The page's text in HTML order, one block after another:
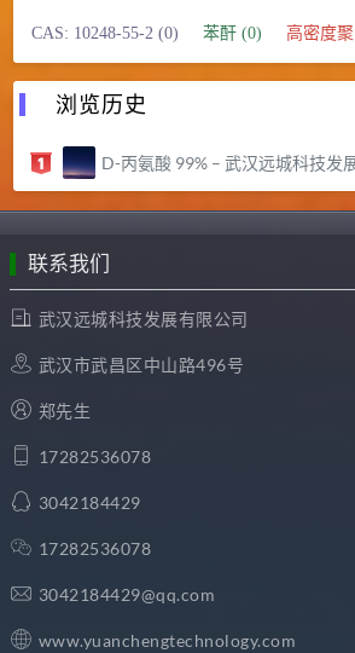
CAS: 10248-55-2 (0) 苯酐 (0) 高密度
浏览历史
D-丙氨酸 99% – 武汉远城科技发
联系我们
武汉远城科技发展有限公司
武汉市武昌区中山路496号
郑先生
17282536078
3042184429
17282536078
3042184429@qq.com
www.yuanchengtechnology.com